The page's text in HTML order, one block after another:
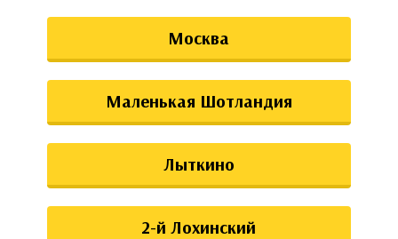
Москва
Маленькая Шотландия
Лыткино
2-й Лохинский